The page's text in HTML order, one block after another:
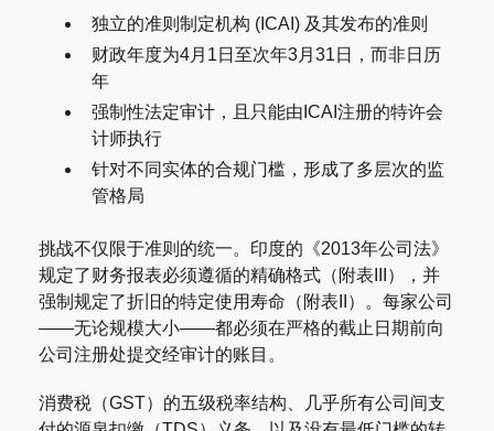
独立的准则制定机构 (ICAI) 及其发布的准则
财政年度为4月1日至次年3月31日，而非日历
年
强制性法定审计，且只能由ICAI注册的特许会
计师执行
针对不同实体的合规门槛，形成了多层次的监
管格局
挑战不仅限于准则的统一。印度的《2013年公司法》
规定了财务报表必须遵循的精确格式（附表III），并
强制规定了折旧的特定使用寿命（附表II）。每家公司
——无论规模大小——都必须在严格的截止日期前向
公司注册处提交经审计的账目。
消费税（GST）的五级税率结构、几乎所有公司间支